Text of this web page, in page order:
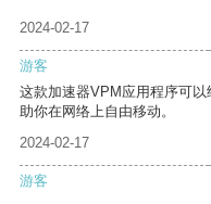
2024-02-17
游客
这款加速器VPM应用程序可
助你在网络上自由移动。
2024-02-17
游客